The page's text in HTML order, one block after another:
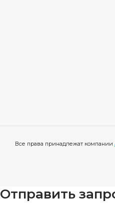
Все права принадлежат компании
Отправить